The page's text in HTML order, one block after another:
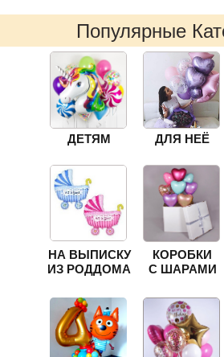
Популярные
ДЛЯ НЕЁ
ДЕТЯМ
НА ВЫПИСКУ
ИЗ РОДДОМА
КОРОБКИ
С ШАРАМИ